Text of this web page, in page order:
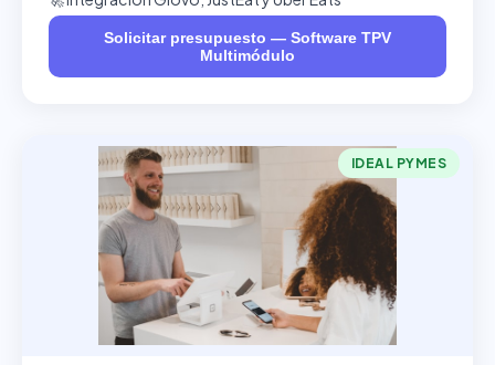
Solicitar presupuesto — Software TPV
Multimódulo
IDEAL PYMES